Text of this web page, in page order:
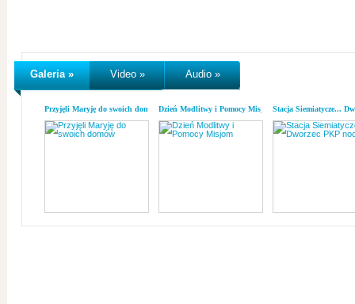
Galeria » Video » Audio »
Przyjęli Maryję do swoich domówDzień Modlitwy i Pomocy MisjomStacja Siemiatycze...